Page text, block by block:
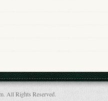
All Rights Reserved.